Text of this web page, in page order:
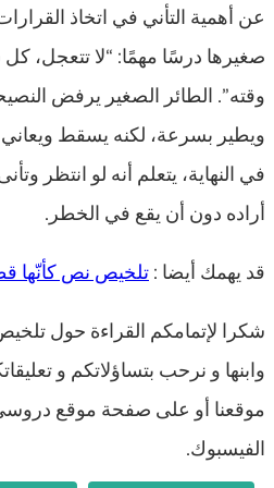
عن أهمية التأني في اتخاذ
صغيرها درسًا مهمًا: “لا تتعجل،
وقته”. الطائر الصغير يرفض
ويطير بسرعة، لكنه يسقط
في النهاية، يتعلم أنه لو انتظر
أراده دون أن يقع في الخطر.
قد يهمك أيضا :تلخيص نص كأنّها
شكرا لإتمامكم القراءة حول
وابنها و نرحب بتساؤلاتكم و
موقعنا أو على صفحة موقع
الفيسبوك.